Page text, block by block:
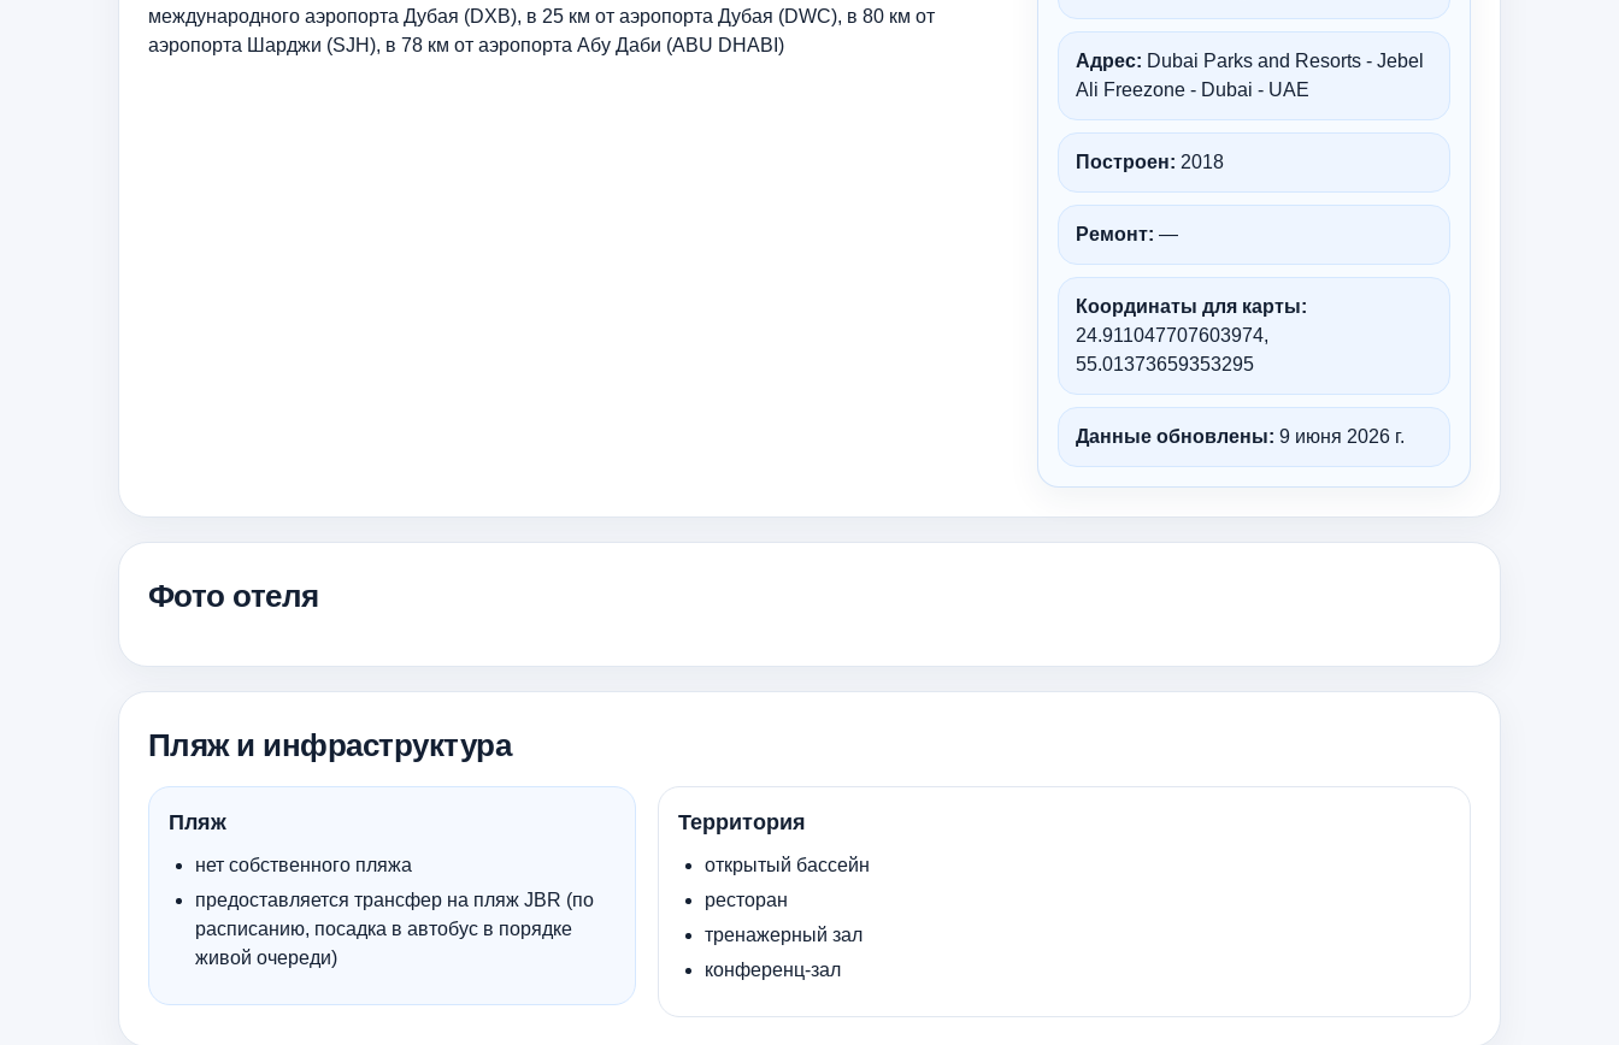
международного аэропорта Дубая (DXB), в 25 км от аэропорта Дубая (DWC), в 80 км от
аэропорта Шарджи (SJH), в 78 км от аэропорта Абу Даби (ABU DHABI)
Адрес: Dubai Parks and Resorts - Jebel
Ali Freezone - Dubai - UAE
Построен: 2018
Ремонт: —
Координаты для карты:
24.911047707603974,
55.01373659353295
Данные обновлены: 9 июня 2026 г.
Фото отеля
Пляж и инфраструктура
Пляж
нет собственного пляжа
предоставляется трансфер на пляж JBR (по
расписанию, посадка в автобус в порядке
живой очереди)
Территория
открытый бассейн
ресторан
тренажерный зал
конференц-зал